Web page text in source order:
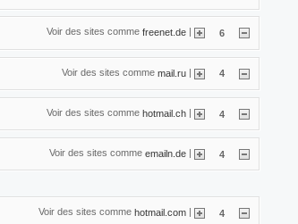
Voir des sites comme freenet.de 6
Voir des sites comme mail.ru | 4
Voir des sites comme hotmail.ch | 4
Voir des sites comme emailn.de | 4
Voir des sites comme hotmail.com 4